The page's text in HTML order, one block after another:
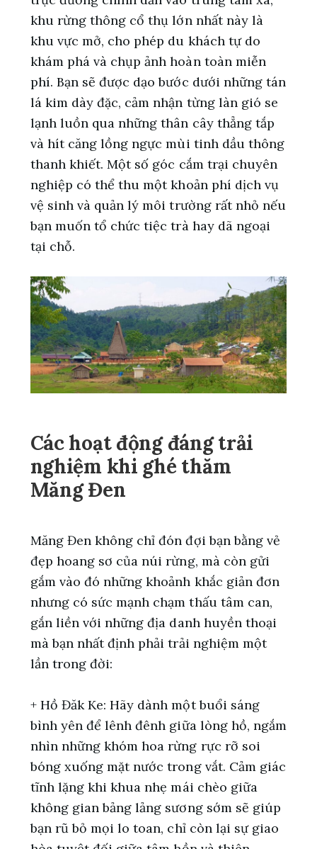
khu rừng thông cổ thụ lớn nhất này là
khu vực mở, cho phép du khách tự do
khám phá và chụp ảnh hoàn toàn miễn
phí. Bạn sẽ được dạo bước dưới những tán
lá kim dày đặc, cảm nhận từng làn gió se
lạnh luồn qua những thân cây thẳng tắp
và hít căng lồng ngực mùi tinh dầu thông
thanh khiết. Một số góc cắm trại chuyên
nghiệp có thể thu một khoản phí dịch vụ
vệ sinh và quản lý môi trường rất nhỏ nếu
bạn muốn tổ chức tiệc trà hay dã ngoại
tại chỗ.
Các hoạt động đáng trải
nghiệm khi ghé thăm
Măng Đen
Măng Đen không chỉ đón đợi bạn bằng vẻ
đẹp hoang sơ của núi rừng, mà còn gửi
gắm vào đó những khoảnh khắc giản đơn
nhưng có sức mạnh chạm thấu tâm can,
gắn liền với những địa danh huyền thoại
mà bạn nhất định phải trải nghiệm một
lần trong đời:
+ Hồ Đăk Ke: Hãy dành một buổi sáng
bình yên để lênh đênh giữa lòng hồ, ngắm
nhìn những khóm hoa rừng rực rỡ soi
bóng xuống mặt nước trong vắt. Cảm giác
tĩnh lặng khi khua nhẹ mái chèo giữa
không gian bảng lảng sương sớm sẽ giúp
bạn rũ bỏ mọi lo toan, chỉ còn lại sự giao